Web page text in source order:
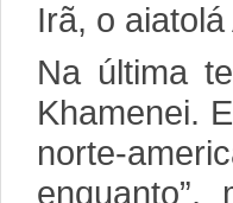
Irã, o
Na última
Khamenei.
norte-